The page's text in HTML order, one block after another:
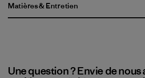
Matières & Entretien
Une question ? Envie de nous